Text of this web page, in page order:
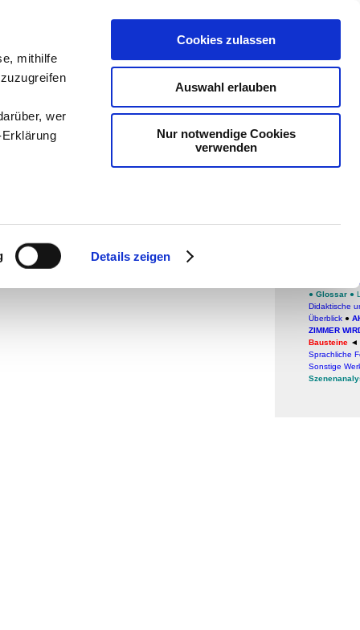
mithilfe
wer
Details zeigen
Cookies zulassen
Auswahl erlauben
Nur notwendige Cookies
verwenden
I,1:
● Glossar ●
Didaktische
Überblick ●
ZIMMER
Bausteine ◄
Sprachliche
Sonstige